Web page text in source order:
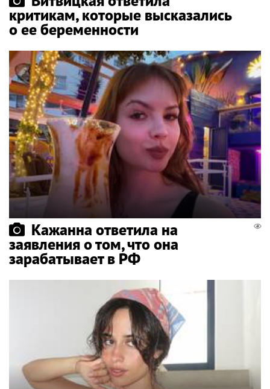
критикам, которые высказались
о ее беременности
Кажанна ответила на
заявления о том, что она
зарабатывает в РФ